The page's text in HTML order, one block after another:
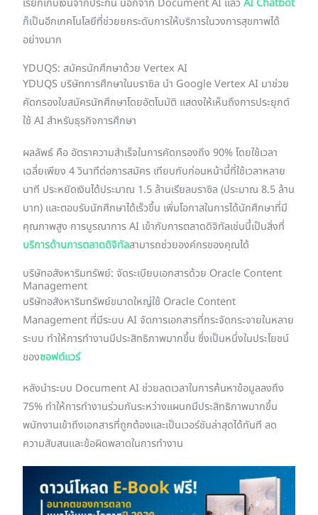
เรียกเก็บเงินจากประกัน นอกจาก Document AI แล้วAI Chatbot
ก็เป็นอีกเทคโนโลยีที่ช่วยยกระดับการให้บริการในวงการสุขภาพได้
อย่างมาก
YDUQS: สมัครนักศึกษาด้วย Vertex AI
YDUQS บริษัทการศึกษาในบราซิล นำ Google Vertex AI มาช่วย
คัดกรองใบสมัครนักศึกษาโดยอัตโนมัติ แสดงให้เห็นถึงการประยุกต์
ใช้ AI สำหรับธุรกิจการศึกษา
ผลลัพธ์ คือ อัตราความสำเร็จในการคัดกรองถึง 90% โดยใช้เวลา
เฉลี่ยเพียง 4 วินาทีต่อการสมัคร เทียบกับก่อนหน้านี้ที่ใช้เวลาหลาย
นาที ประหยัดเงินได้ประมาณ 1.5 ล้านเรียลบราซิล (ประมาณ 8.5 ล้าน
บาท) และตอบรับนักศึกษาได้เร็วขึ้น เพิ่มโอกาสในการได้นักศึกษาที่มี
คุณภาพสูง การบูรณาการ AI เข้ากับการตลาดดิจิทัลเช่นนี้เป็นสิ่งที่
บริการด้านการตลาดดิจิทัลสามารถช่วยองค์กรของคุณได้
บริษัทอสังหาริมทรัพย์: จัดระเบียบเอกสารด้วย Oracle Content
Management
บริษัทอสังหาริมทรัพย์ขนาดใหญ่ใช้ Oracle Content
Management ที่มีระบบ AI จัดการเอกสารที่กระจัดกระจายในหลาย
ระบบ ทำให้การทำงานมีประสิทธิภาพมากขึ้น ซึ่งเป็นหนึ่งในประโยชน์
ของซอฟต์แวร์
หลังนำระบบ Document AI ช่วยลดเวลาในการค้นหาข้อมูลลงถึง
75% ทำให้การทำงานร่วมกันระหว่างแผนกมีประสิทธิภาพมากขึ้น
พนักงานเข้าถึงเอกสารที่ถูกต้องและเป็นเวอร์ชันล่าสุดได้ทันที ลด
ความสับสนและข้อผิดพลาดในการทำงาน